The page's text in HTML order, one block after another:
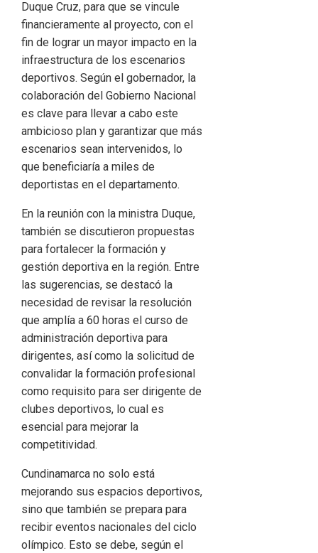
Duque Cruz, para que se vincule
financieramente al proyecto, con el
fin de lograr un mayor impacto en la
infraestructura de los escenarios
deportivos. Según el gobernador, la
colaboración del Gobierno Nacional
es clave para llevar a cabo este
ambicioso plan y garantizar que más
escenarios sean intervenidos, lo
que beneficiaría a miles de
deportistas en el departamento.
En la reunión con la ministra Duque,
también se discutieron propuestas
para fortalecer la formación y
gestión deportiva en la región. Entre
las sugerencias, se destacó la
necesidad de revisar la resolución
que amplía a 60 horas el curso de
administración deportiva para
dirigentes, así como la solicitud de
convalidar la formación profesional
como requisito para ser dirigente de
clubes deportivos, lo cual es
esencial para mejorar la
competitividad.
Cundinamarca no solo está
mejorando sus espacios deportivos,
sino que también se prepara para
recibir eventos nacionales del ciclo
olímpico. Esto se debe, según el